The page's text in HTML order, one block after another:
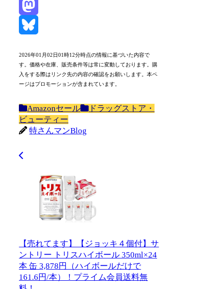
Email
Mastodon
2026年01月02日01時12分時点の情報に基づいた内容で
す。価格や在庫、販売条件等は常に変動しております。購
入をする際はリンク先の内容の確認をお願いします。本ペ
ージはプロモーションが含まれています。
Amazonセール
ドラッグストア・
ビューティー
特さんマンBlog
【売れてます】【ジョッキ４個付】サ
ントリー トリスハイボール 350ml×24
本 缶 3,878円（ハイボールだけで
161.6円/本）！プライム会員送料無